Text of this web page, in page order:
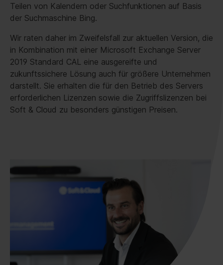
Teilen von Kalendern oder Suchfunktionen auf Basis
der Suchmaschine Bing.
Wir raten daher im Zweifelsfall zur aktuellen Version, die
in Kombination mit einer Microsoft Exchange Server
2019 Standard CAL eine ausgereifte und
zukunftssichere Lösung auch für größere Unternehmen
darstellt. Sie erhalten die für den Betrieb des Servers
erforderlichen Lizenzen sowie die Zugriffslizenzen bei
Soft & Cloud zu besonders günstigen Preisen.